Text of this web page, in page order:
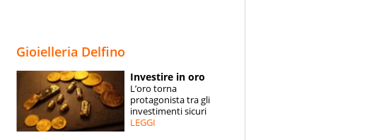
ESPERTI
CONTATTI
Gioielleria Delfino
Investire in oro
L’oro torna
protagonista tra gli
investimenti sicuri
LEGGI